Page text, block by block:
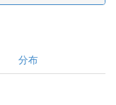
分布